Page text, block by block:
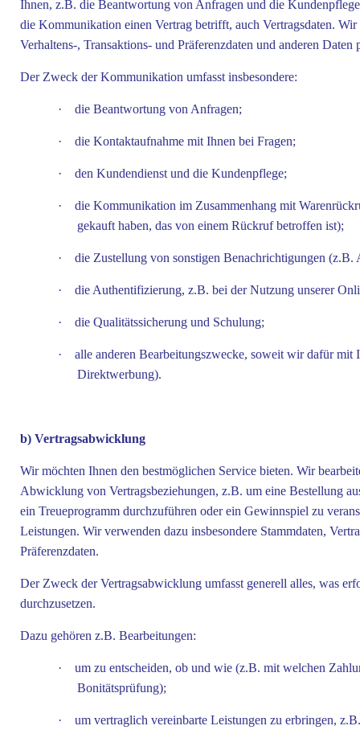
Ihnen, z.B. die Beantwortung von Anfragen und die
die Kommunikation einen Vertrag betrifft, auch Vertragsdaten.
Verhaltens-, Transaktions- und Präferenzdaten und anderen Daten
Der Zweck der Kommunikation umfasst insbesondere:
· die Beantwortung von Anfragen;
· die Kontaktaufnahme mit Ihnen bei Fragen;
· den Kundendienst und die Kundenpflege;
·
die Kommunikation im Zusammenhang mit
gekauft haben, das von einem Rückruf betroffen ist);
· die Zustellung von sonstigen Benachrichtigungen (z.B.
· die Authentifizierung, z.B. bei der Nutzung unserer
· die Qualitätssicherung und Schulung;
·
alle anderen Bearbeitungszwecke, soweit wir dafür
Direktwerbung).
b) Vertragsabwicklung
Wir möchten Ihnen den bestmöglichen Service bieten. Wir
Abwicklung von Vertragsbeziehungen, z.B. um eine Bestellung
ein Treueprogramm durchzuführen oder ein Gewinnspiel zu
Leistungen. Wir verwenden dazu insbesondere Stammdaten,
Präferenzdaten.
Der Zweck der Vertragsabwicklung umfasst generell alles, was
durchzusetzen.
Dazu gehören z.B. Bearbeitungen:
·
um zu entscheiden, ob und wie (z.B. mit welchen
Bonitätsprüfung);
·
um vertraglich vereinbarte Leistungen zu erbringen,